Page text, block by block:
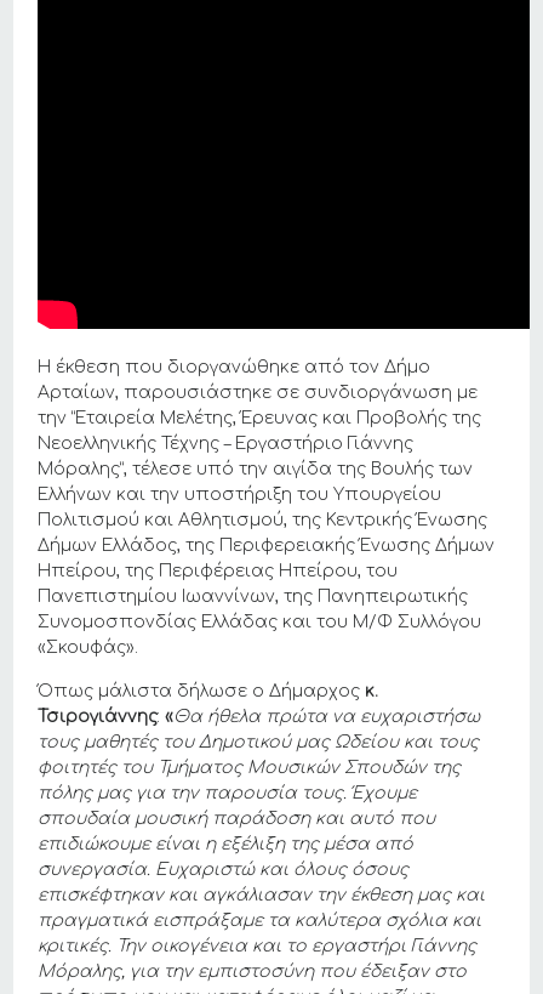
Η έκθεση που διοργανώθηκε από τον Δήμο
Αρταίων, παρουσιάστηκε σε συνδιοργάνωση με
την “Εταιρεία Μελέτης, Έρευνας και Προβολής της
Νεοελληνικής Τέχνης – Εργαστήριο Γιάννης
Μόραλης”, τέλεσε υπό την αιγίδα της Βουλής των
Ελλήνων και την υποστήριξη του Υπουργείου
Πολιτισμού και Αθλητισμού, της Κεντρικής Ένωσης
Δήμων Ελλάδος, της Περιφερειακής Ένωσης Δήμων
Ηπείρου, της Περιφέρειας Ηπείρου, του
Πανεπιστημίου Ιωαννίνων, της Πανηπειρωτικής
Συνομοσπονδίας Ελλάδας και του Μ/Φ Συλλόγου
«Σκουφάς».
Όπως μάλιστα δήλωσε ο Δήμαρχος κ.
Τσιρογιάννης:«Θα ήθελα πρώτα να ευχαριστήσω
τους μαθητές του Δημοτικού μας Ωδείου και τους
φοιτητές του Τμήματος Μουσικών Σπουδών της
πόλης μας για την παρουσία τους. Έχουμε
σπουδαία μουσική παράδοση και αυτό που
επιδιώκουμε είναι η εξέλιξη της μέσα από
συνεργασία. Ευχαριστώ και όλους όσους
επισκέφτηκαν και αγκάλιασαν την έκθεση μας και
πραγματικά εισπράξαμε τα καλύτερα σχόλια και
κριτικές. Την οικογένεια και το εργαστήρι Γιάννης
Μόραλης, για την εμπιστοσύνη που έδειξαν στο